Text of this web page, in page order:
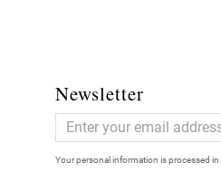
Newsletter
Your personal information is processed